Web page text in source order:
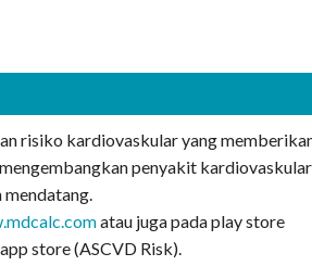
risiko kardiovaskular yang
penyakit kardiovaskular
atau juga pada play store
store (ASCVD Risk).